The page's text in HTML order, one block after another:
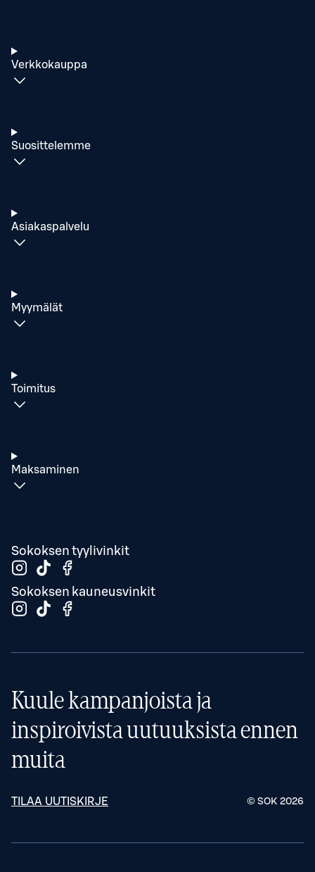
Verkkokauppa
Suosittelemme
Asiakaspalvelu
Myymälät
Toimitus
Maksaminen
Sokoksen tyylivinkit
Sokoksen kauneusvinkit
Kuule kampanjoista ja
inspiroivista uutuuksista ennen
muita
TILAA UUTISKIRJE © SOK 2026